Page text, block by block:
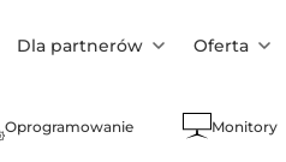
Dla partnerów Oferta
Oprogramowanie Monitory